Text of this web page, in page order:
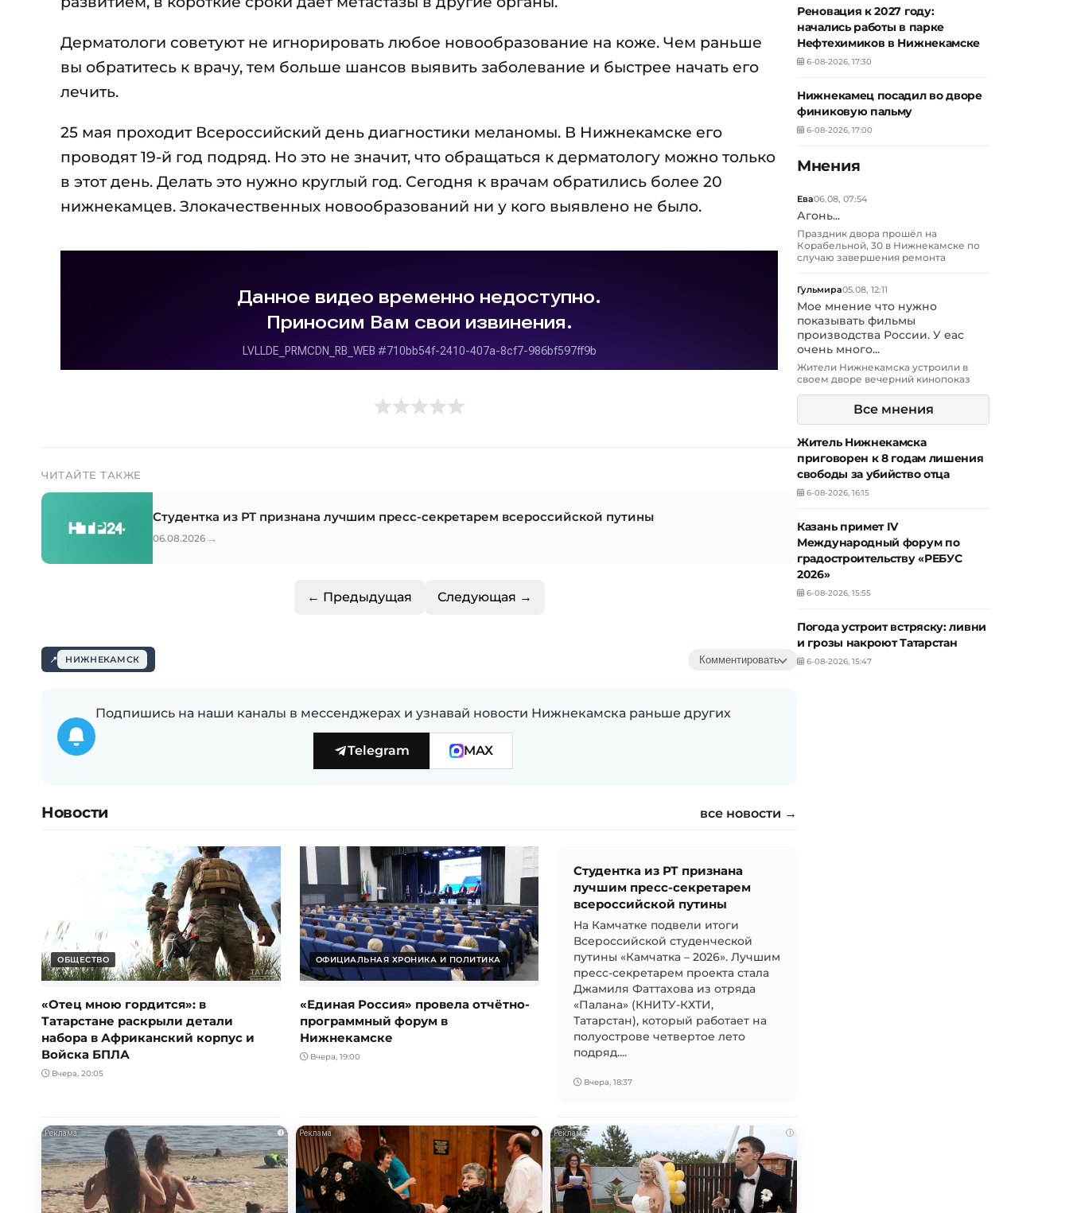
Дерматологи советуют не игнорировать любое новообразование на коже. Чем раньше
вы обратитесь к врачу, тем больше шансов выявить заболевание и быстрее начать его
лечить.
25 мая проходит Всероссийский день диагностики меланомы. В Нижнекамске его
проводят 19-й год подряд. Но это не значит, что обращаться к дерматологу можно только
в этот день. Делать это нужно круглый год. Сегодня к врачам обратились более 20
нижнекамцев. Злокачественных новообразований ни у кого выявлено не было.
ЧИТАЙТЕ ТАКЖЕ
Студентка из РТ признана лучшим пресс-секретарем всероссийской путины
06.08.2026 →
← Предыдущая Следующая →
НИЖНЕКАМСК Комментировать
Подпишись на наши каналы в мессенджерах и узнавай новости Нижнекамска раньше других
Telegram MAX
Новости все новости →
ОБЩЕСТВО
«Отец мною гордится»: в
Татарстане раскрыли детали
набора в Африканский корпус и
Войска БПЛА
Вчера, 20:05
ОФИЦИАЛЬНАЯ ХРОНИКА И ПОЛИТИКА
«Единая Россия» провела отчётно-
программный форум в
Нижнекамске
Вчера, 19:00
Студентка из РТ признана
лучшим пресс-секретарем
всероссийской путины
На Камчатке подвели итоги
Всероссийской студенческой
путины «Камчатка – 2026». Лучшим
пресс-секретарем проекта стала
Джамиля Фаттахова из отряда
«Палана» (КНИТУ-КХТИ,
Татарстан), который работает на
полуострове четвертое лето
подряд....
Вчера, 18:37
i i i
Реновация к 2027 году:
начались работы в парке
Нефтехимиков в Нижнекамске
6-08-2026, 17:30
Нижнекамец посадил во дворе
финиковую пальму
6-08-2026, 17:00
Мнения
Ева06.08, 07:54
Агонь...
Праздник двора прошёл на
Корабельной, 30 в Нижнекамске по
случаю завершения ремонта
Гульмира05.08, 12:11
Мое мнение что нужно
показывать фильмы
производства России. У еас
очень много...
Жители Нижнекамска устроили в
своем дворе вечерний кинопоказ
Все мнения
Житель Нижнекамска
приговорен к 8 годам лишения
свободы за убийство отца
6-08-2026, 16:15
Казань примет IV
Международный форум по
градостроительству «РЕБУС
2026»
6-08-2026, 15:55
Погода устроит встряску: ливни
и грозы накроют Татарстан
6-08-2026, 15:47